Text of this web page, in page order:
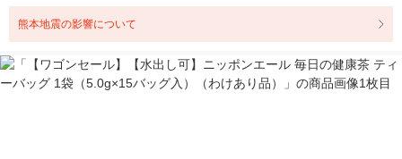
熊本地震の影響について